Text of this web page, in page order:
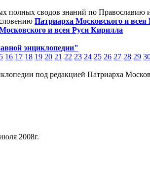
полных сводов знаний по Православию
Патриарха Московского и
и всея Руси Кирилла
энциклопедии"
16 17 18 19 20 21 22 23 24 25 26 27 28 29
под редакцией Патриарха
2008г.